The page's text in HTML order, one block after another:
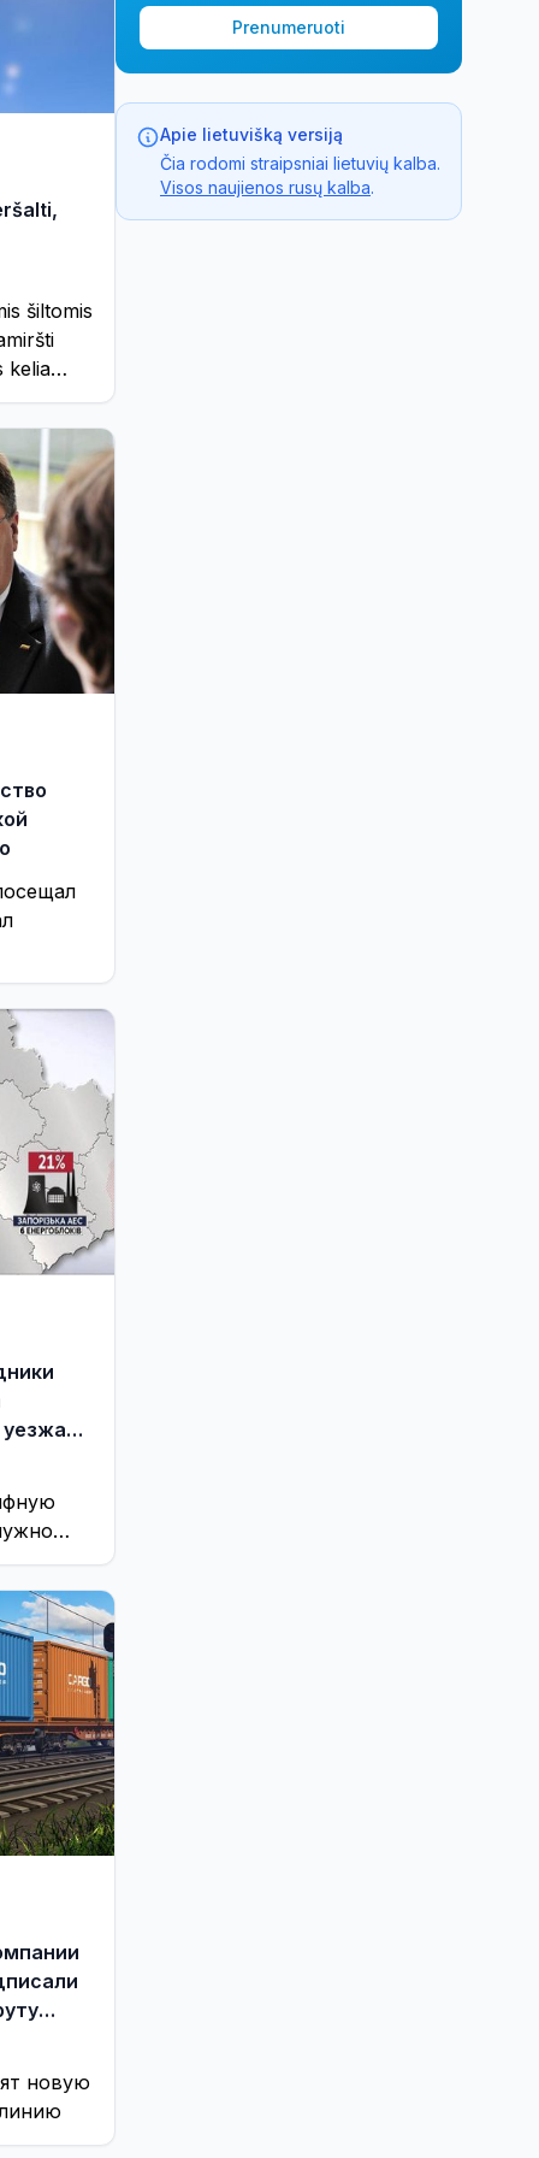
šiltomis
kelia
новую
Prenumeruoti
Apie lietuvišką versiją
Čia rodomi straipsniai lietuvių kalba.
Visos naujienos rusų kalba.